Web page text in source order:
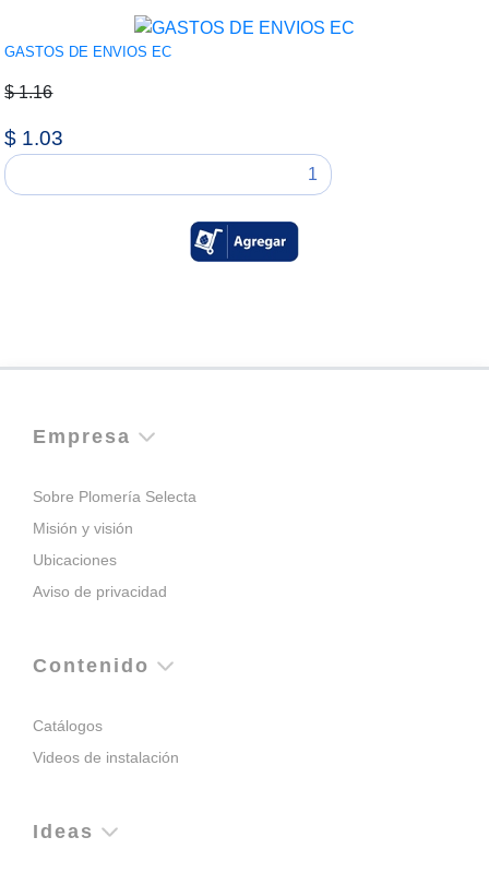
GASTOS DE ENVIOS EC
$ 1.16
$ 1.03
Empresa
Sobre Plomería Selecta
Misión y visión
Ubicaciones
Aviso de privacidad
Contenido
Catálogos
Videos de instalación
Ideas